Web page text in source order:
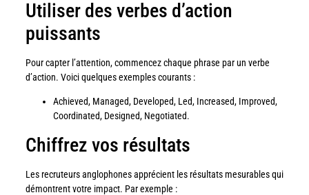
Utiliser des verbes d’action
puissants
Pour capter l’attention, commencez chaque phrase par un verbe
d’action. Voici quelques exemples courants :
Achieved, Managed, Developed, Led, Increased, Improved,
Coordinated, Designed, Negotiated.
Chiffrez vos résultats
Les recruteurs anglophones apprécient les résultats mesurables qui
démontrent votre impact. Par exemple :